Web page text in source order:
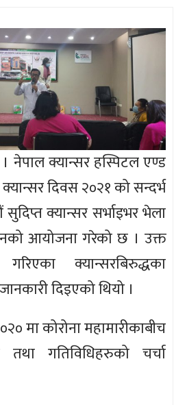
नेपाल क्यान्सर हस्पिटल एण्ड
क्यान्सर दिवस २०२१ को सन्दर्भ
सुदिप्त क्यान्सर सर्भाइभर भेला
आयोजना गरेको छ । उक्त
क्यान्सरबिरुद्धका
दिइएको थियो ।
मा कोरोना महामारीकाबीच
तथा गतिविधिहरुको चर्चा